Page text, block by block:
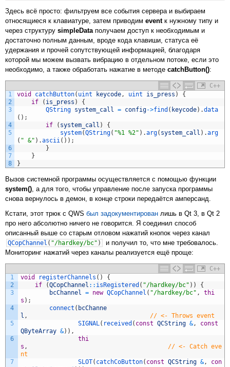
Здесь всё просто: фильтруем все события сервера и выбираем
относящиеся к клавиатуре, затем приводим eventк нужному типу и
через структуру simpleDataполучаем доступ к необходимым и
достаточно полным данным, вроде кода клавиши, статуса её
удержания и прочей сопутствующей информацией, благодаря
которой мы можем вызвать вибрацию в отдельном потоке, если это
необходимо, а также обработать нажатие в методе catchButton():
C++
1
2
3
4
5
6
7
8
void catchButton( uint keycode, uint is_press )
{
if
( is_press )
{
QString system_call = config->find ( keycode) .data
( ) ;
if
( system_call )
{
system(QString( "%1 %2" ) .arg( system_call ) .arg
( " &" ) .ascii( ) ) ;
}
}
}
Вызов системной программы осуществляется с помощью функции
system(), а для того, чтобы управление после запуска программы
снова вернулось в демон, в конце строки передаётся амперсанд.
Кстати, этот трюк с QWS был задокументирован лишь в Qt 3, в Qt 2
про него абсолютно ничего не говорится. Я соединил способ
описанный выше со старым отловом нажатий кнопок через канал
QCopChannel ( "/hardkey/bc" )
и получил то, что мне требовалось.
Мониторинг нажатий через каналы реализуется ещё проще:
C++
1
2
3
4
5
6
7
void registerChannels ( )
{
if
(QCopChannel :: isRegistered ( "/hardkey/bc" ) )
{
bcChannel = new QCopChannel ( "/hardkey/bc" ,
thi
s ) ;
connect ( bcChanne
l ,
// <- Throws event
SIGNAL( received ( const QCString &,
const
QByteArray &) ) ,
thi
s ,
// <- Catch eve
nt
SLOT( catchCoButton( const QCString &,
con